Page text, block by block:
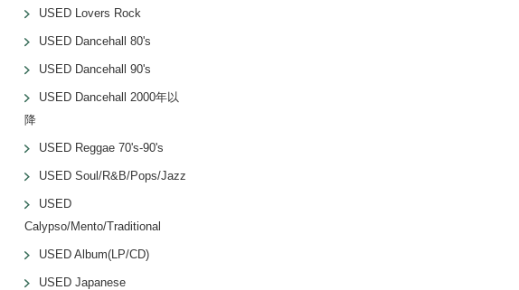
USED Lovers Rock
USED Dancehall 80's
USED Dancehall 90's
USED Dancehall 2000年以
降
USED Reggae 70's-90's
USED Soul/R&B/Pops/Jazz
USED
Calypso/Mento/Traditional
USED Album(LP/CD)
USED Japanese